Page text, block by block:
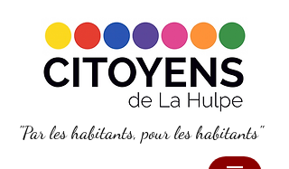
"Par les habitants, pour les habitants"